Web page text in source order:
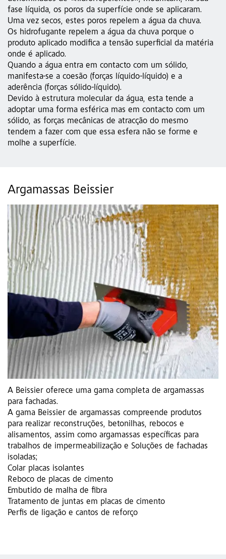
fase líquida, os poros da superfície onde se aplicaram.
Uma vez secos, estes poros repelem a água da chuva.
Os hidrofugante repelem a água da chuva porque o
produto aplicado modifica a tensão superficial da matéria
onde é aplicado.
Quando a água entra em contacto com um sólido,
manifesta-se a coesão (forças líquido-líquido) e a
aderência (forças sólido-líquido).
Devido à estrutura molecular da água, esta tende a
adoptar uma forma esférica mas em contacto com um
sólido, as forças mecânicas de atracção do mesmo
tendem a fazer com que essa esfera não se forme e
molhe a superfície.
Argamassas Beissier
A Beissier oferece uma gama completa de argamassas
para fachadas.
A gama Beissier de argamassas compreende produtos
para realizar reconstruções, betonilhas, rebocos e
alisamentos, assim como argamassas específicas para
trabalhos de impermeabilização e Soluções de fachadas
isoladas;
Colar placas isolantes
Reboco de placas de cimento
Embutido de malha de fibra
Tratamento de juntas em placas de cimento
Perfis de ligação e cantos de reforço